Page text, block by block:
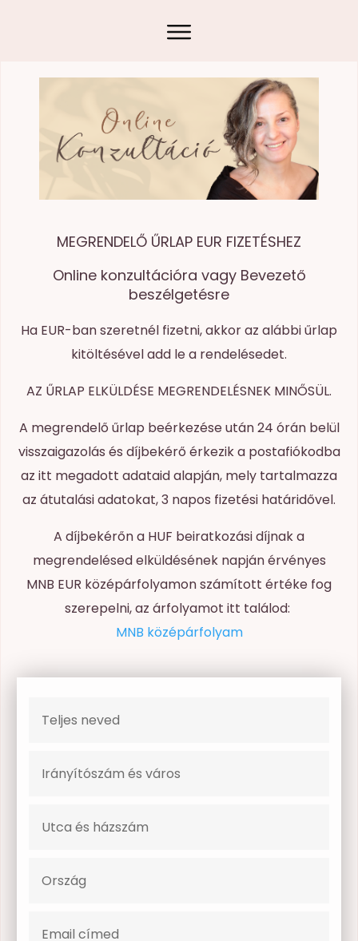
MEGRENDELŐ ŰRLAP EUR FIZETÉSHEZ
Online konzultációra vagy Bevezető
beszélgetésre
Ha EUR-ban szeretnél fizetni, akkor az alábbi űrlap
kitöltésével add le a rendelésedet.
AZ ŰRLAP ELKÜLDÉSE MEGRENDELÉSNEK MINŐSÜL.
A megrendelő űrlap beérkezése után 24 órán belül
visszaigazolás és díjbekérő érkezik a postafiókodba
az itt megadott adataid alapján, mely tartalmazza
az átutalási adatokat, 3 napos fizetési határidővel.
A díjbekérőn a HUF beiratkozási díjnak a
megrendelésed elküldésének napján érvényes
MNB EUR középárfolyamon számított értéke fog
szerepelni, az árfolyamot itt találod:
MNB középárfolyam